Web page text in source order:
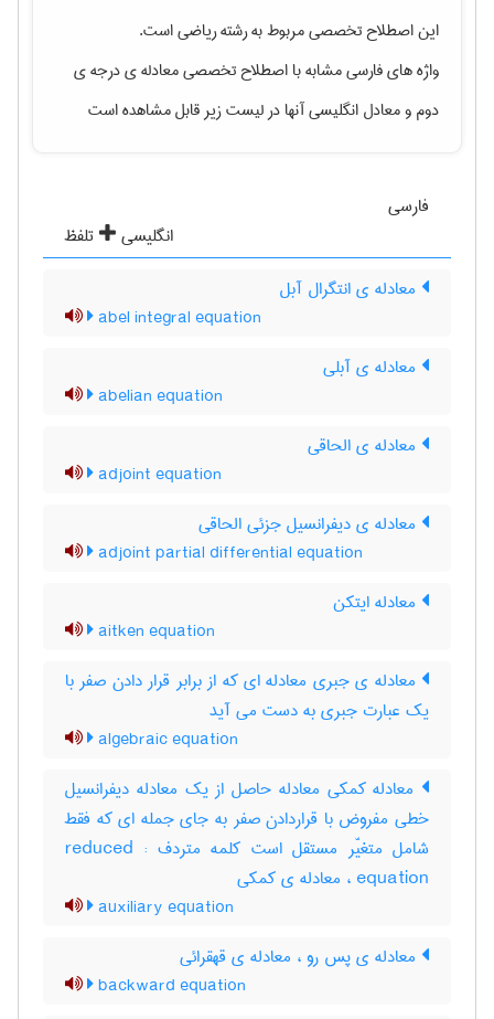
این اصطلاح تخصصی مربوط به رشتهرياضیاست.
واژه های فارسی مشابه با اصطلاح تخصصیمعادله ی درجه ی
دومو معادل انگلیسی آنها در لیست زیر قابل مشاهده است
فارسی
انگلیسی
تلفظ
معادله ی انتگرال آبل
abel integral equation
معادله ی آبلی
abelian equation
معادله ی الحاقی
adjoint equation
معادله ی دیفرانسیل جزئی الحاقی
adjoint partial differential equation
معادله ایتکن
aitken equation
معادله ی جبری معادله ای که از برابر قرار دادن صفر با
یک عبارت جبری به دست می آید
algebraic equation
معادله کمکی معادله حاصل از یک معادله دیفرانسیل
خطی مفروض با قراردادن صفر به جای جمله ای که فقط
شامل متغیّر مستقل است کلمه متردف : reduced
equation ، معادله ی کمکی
auxiliary equation
معادله ی پس رو ، معادله ی قهقرائی
backward equation